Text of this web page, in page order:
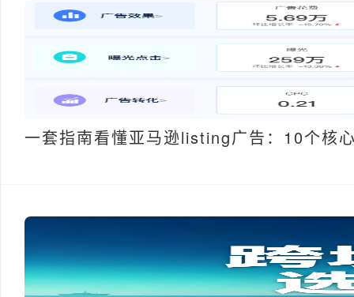
一套指南看懂亚马逊listing广告：10个核